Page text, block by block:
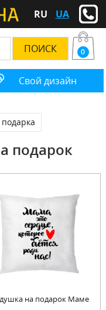
RU UA
Свой дизайн
0
подарок
на подарок Маме